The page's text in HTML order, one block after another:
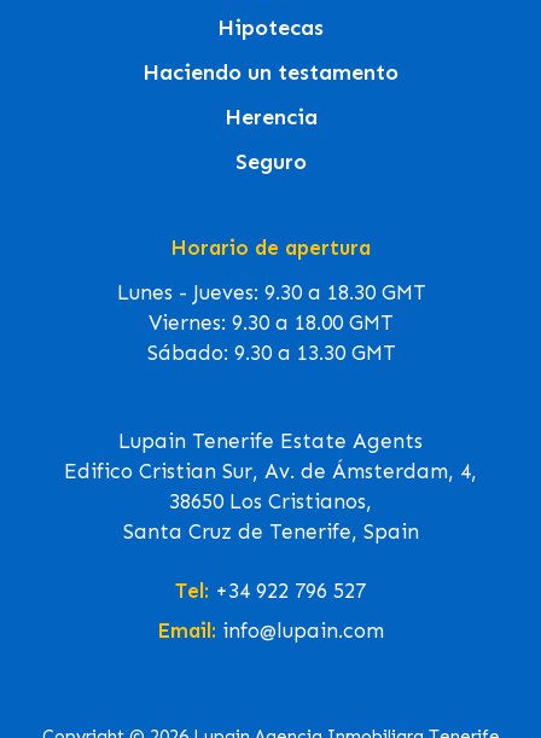
Hipotecas
Haciendo un testamento
Herencia
Seguro
Horario de apertura
Lunes - Jueves: 9.30 a 18.30 GMT
Viernes: 9.30 a 18.00 GMT
Sábado: 9.30 a 13.30 GMT
Lupain Tenerife Estate Agents
Edifico Cristian Sur, Av. de Ámsterdam, 4,
38650 Los Cristianos,
Santa Cruz de Tenerife, Spain
Tel: +34 922 796 527
Email: info@lupain.com